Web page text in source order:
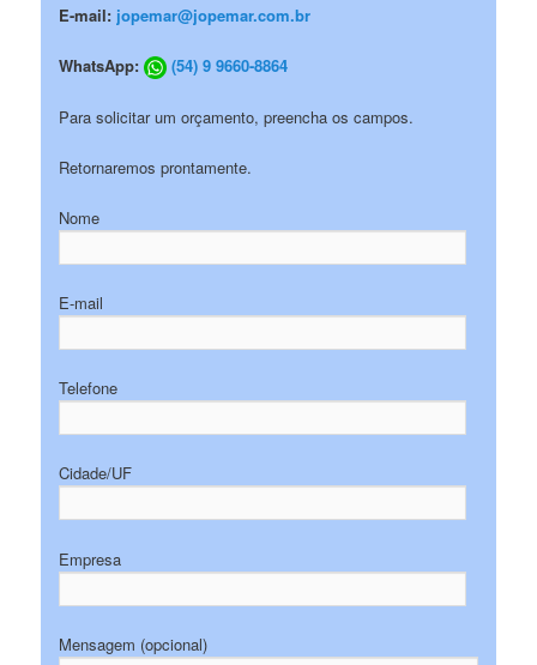
E-mail: jopemar@jopemar.com.br
WhatsApp: (54) 9 9660-8864
Para solicitar um orçamento, preencha os campos.
Retornaremos prontamente.
Nome
E-mail
Telefone
Cidade/UF
Empresa
Mensagem (opcional)